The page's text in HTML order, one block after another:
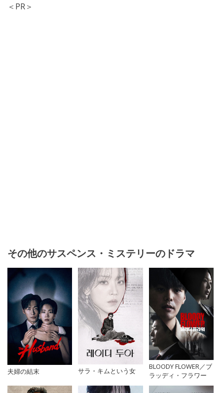
＜PR＞
その他のサスペンス・ミステリーのドラマ
夫婦の結末 サラ・キムという女
BLOODY FLOWER／ブ
ラッディ・フラワー